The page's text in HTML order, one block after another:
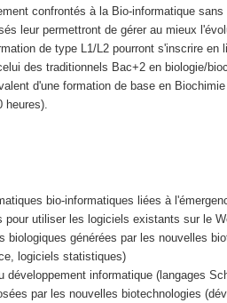
confrontés à la Bio-informatique sans
leur permettront de gérer au mieux
de type L1/L2 pourront s'inscrire
des traditionnels Bac+2 en biologie/
d'une formation de base en
heures).
bio-informatiques liées à
pour utiliser les logiciels existants sur le
biologiques générées par les nouvelles
logiciels statistiques)
développement informatique (langages
par les nouvelles biotechnologies